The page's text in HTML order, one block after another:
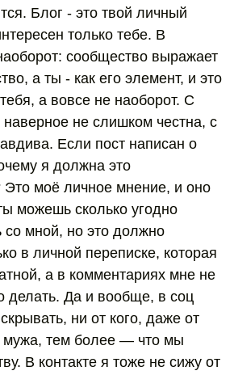
Блог - это твой личный
только тебе. В
сообщество выражает
а ты - как его элемент, и это
а вовсе не наоборот. С
не слишком честна, с
Если пост написан о
я должна это
Это моё личное мнение, и оно
можешь сколько угодно
со мной, но это должно
в личной переписке, которая
а в комментариях мне не
делать. Да и вообще, в соц
ни от кого, даже от
мужа, тем более — что мы
В контакте я тоже не сижу от